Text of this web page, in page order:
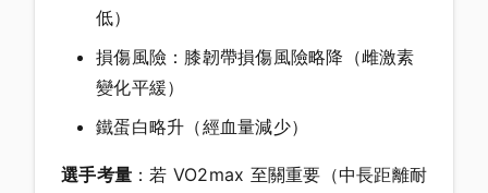
低）
損傷風險：膝韌帶損傷風險略降（雌激素
變化平緩）
鐵蛋白略升（經血量減少）
選手考量 ：若 VO2max 至關重要（中長距離耐